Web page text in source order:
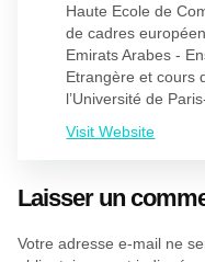
Haute Ecole de
de cadres
Emirats Arabes -
Etrangère et cours
l’Université de
Visit Website
Laisser un
Votre adresse e-mail ne